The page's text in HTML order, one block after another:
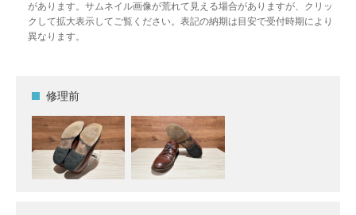
があります。サムネイル画像が荒れて見える場合がありますが、クリッ
クして拡大表示してご覧ください。表記の納期は目安で受付時期により
異なります。
修理前